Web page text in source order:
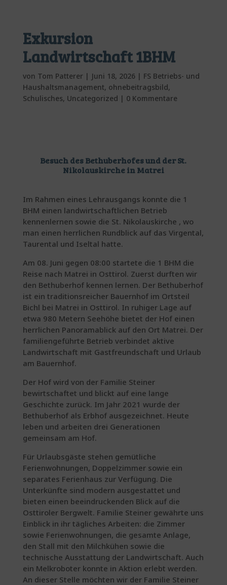
Exkursion
Landwirtschaft 1BHM
von Tom Patterer| Juni 18, 2026 | FS Betriebs- und
Haushaltsmanagement, ohnebeitragsbild,
Schulisches, Uncategorized | 0 Kommentare
Besuch des Bethuberhofes und der St.
Nikolauskirche in Matrei
Im Rahmen eines Lehrausgangs konnte die 1
BHM einen landwirtschaftlichen Betrieb
kennenlernen sowie die St. Nikolauskirche , wo
man einen herrlichen Rundblick auf das Virgental,
Taurental und Iseltal hatte.
Am 08. Juni gegen 08:00 startete die 1 BHM die
Reise nach Matrei in Osttirol. Zuerst durften wir
den Bethuberhof kennen lernen. Der Bethuberhof
ist ein traditionsreicher Bauernhof im Ortsteil
Bichl bei Matrei in Osttirol. In ruhiger Lage auf
etwa 980 Metern Seehöhe bietet der Hof einen
herrlichen Panoramablick auf den Ort Matrei. Der
familiengeführte Betrieb verbindet aktive
Landwirtschaft mit Gastfreundschaft und Urlaub
am Bauernhof.
Der Hof wird von der Familie Steiner
bewirtschaftet und blickt auf eine lange
Geschichte zurück. Im Jahr 2021 wurde der
Bethuberhof als Erbhof ausgezeichnet. Heute
leben und arbeiten drei Generationen
gemeinsam am Hof.
Für Urlaubsgäste stehen gemütliche
Ferienwohnungen, Doppelzimmer sowie ein
separates Ferienhaus zur Verfügung. Die
Unterkünfte sind modern ausgestattet und
bieten einen beeindruckenden Blick auf die
Osttiroler Bergwelt. Familie Steiner gewährte uns
Einblick in ihr tägliches Arbeiten: die Zimmer
sowie Ferienwohnungen, die gesamte Anlage,
den Stall mit den Milchkühen sowie die
technische Ausstattung der Landwirtschaft. Auch
ein Melkroboter konnte in Aktion erlebt werden.
An dieser Stelle möchten wir der Familie Steiner